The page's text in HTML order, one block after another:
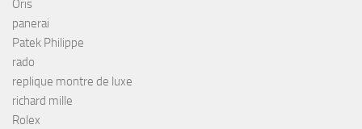
Oris
panerai
Patek Philippe
rado
replique montre de luxe
richard mille
Rolex